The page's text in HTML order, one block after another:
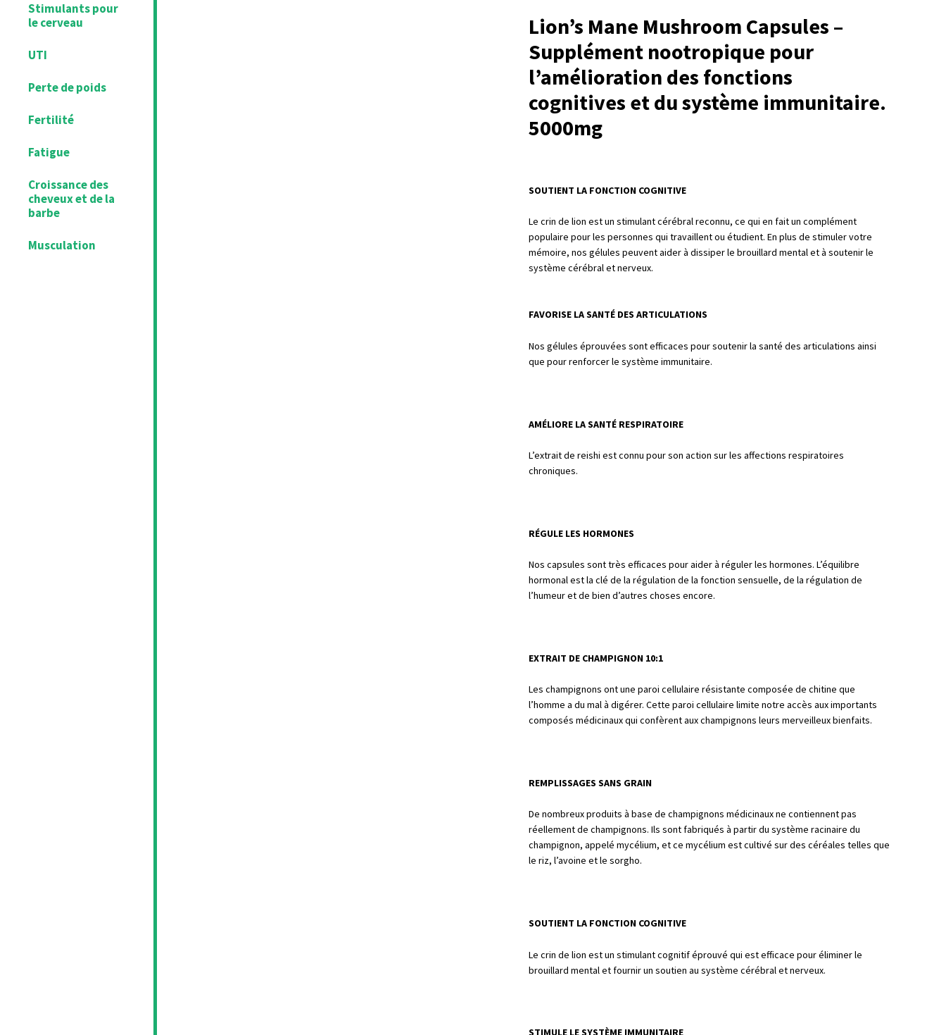
Stimulants pour
le cerveau
UTI
Perte de poids
Fertilité
Fatigue
Croissance des
cheveux et de la
barbe
Musculation
Lion’s Mane Mushroom Capsules –
Supplément nootropique pour
l’amélioration des fonctions
cognitives et du système immunitaire.
5000mg
SOUTIENT LA FONCTION COGNITIVE
Le crin de lion est un stimulant cérébral reconnu, ce qui en fait un complément
populaire pour les personnes qui travaillent ou étudient. En plus de stimuler votre
mémoire, nos gélules peuvent aider à dissiper le brouillard mental et à soutenir le
système cérébral et nerveux.
FAVORISE LA SANTÉ DES ARTICULATIONS
Nos gélules éprouvées sont efficaces pour soutenir la santé des articulations ainsi
que pour renforcer le système immunitaire.
AMÉLIORE LA SANTÉ RESPIRATOIRE
L’extrait de reishi est connu pour son action sur les affections respiratoires
chroniques.
RÉGULE LES HORMONES
Nos capsules sont très efficaces pour aider à réguler les hormones. L’équilibre
hormonal est la clé de la régulation de la fonction sensuelle, de la régulation de
l’humeur et de bien d’autres choses encore.
EXTRAIT DE CHAMPIGNON 10:1
Les champignons ont une paroi cellulaire résistante composée de chitine que
l’homme a du mal à digérer. Cette paroi cellulaire limite notre accès aux importants
composés médicinaux qui confèrent aux champignons leurs merveilleux bienfaits.
REMPLISSAGES SANS GRAIN
De nombreux produits à base de champignons médicinaux ne contiennent pas
réellement de champignons. Ils sont fabriqués à partir du système racinaire du
champignon, appelé mycélium, et ce mycélium est cultivé sur des céréales telles que
le riz, l’avoine et le sorgho.
SOUTIENT LA FONCTION COGNITIVE
Le crin de lion est un stimulant cognitif éprouvé qui est efficace pour éliminer le
brouillard mental et fournir un soutien au système cérébral et nerveux.
STIMULE LE SYSTÈME IMMUNITAIRE